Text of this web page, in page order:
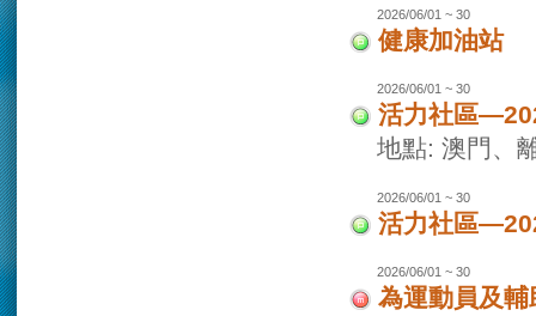
2026/06/01 ~ 30
健康加油站
2026/06/01 ~ 30
活力社區
地點: 澳門、
2026/06/01 ~ 30
活力社區
2026/06/01 ~ 30
為運動員及